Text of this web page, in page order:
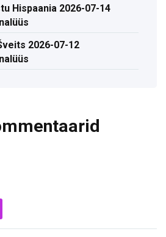
Hispaania 2026-07-14
2026-07-12